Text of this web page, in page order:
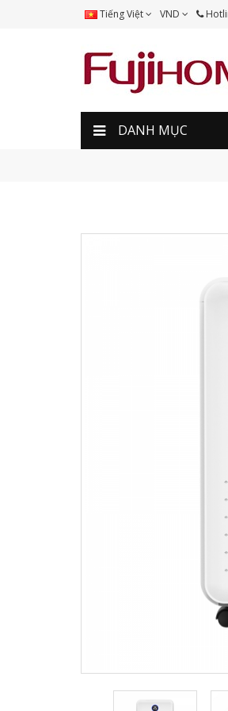
Tiếng Việt VND
DANH MỤC